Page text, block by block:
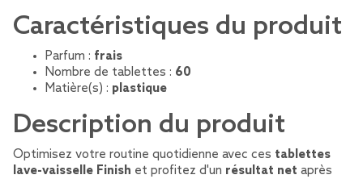
Caractéristiques du produit
Parfum : frais
Nombre de tablettes : 60
Matière(s) : plastique
Description du produit
Optimisez votre routine quotidienne avec ces tablettes
lave-vaisselle Finish et profitez d'un résultat net après